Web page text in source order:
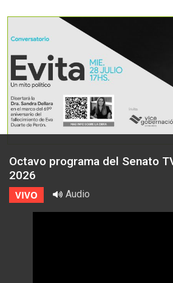
Octavo programa del Senato
2026
VIVO Audio